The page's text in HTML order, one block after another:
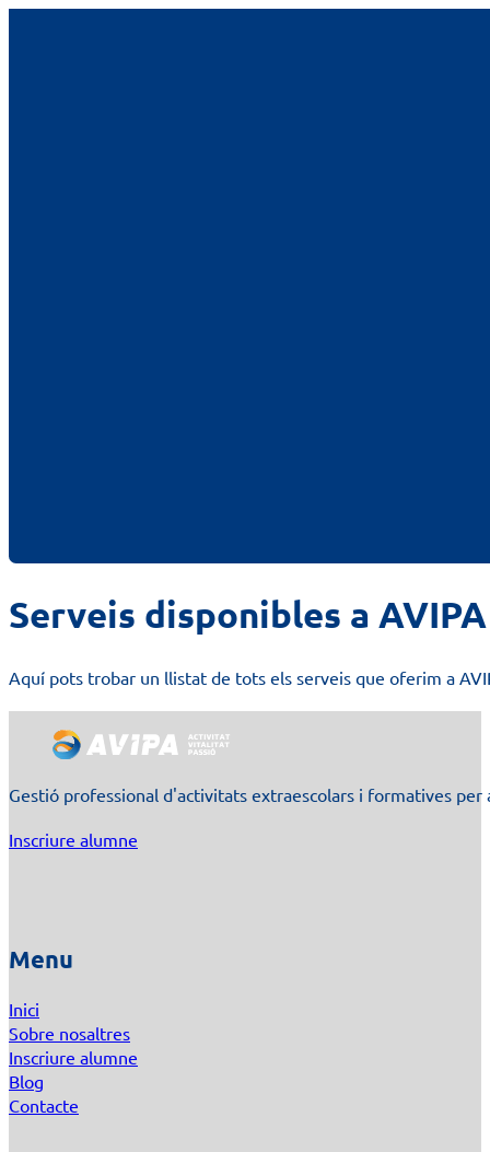
Serveis disponibles a AVIPA
Aquí pots trobar un llistat de tots els serveis que oferim a
Gestió professional d'activitats extraescolars i formatives per
Inscriure alumne
Menu
Inici
Sobre nosaltres
Inscriure alumne
Blog
Contacte